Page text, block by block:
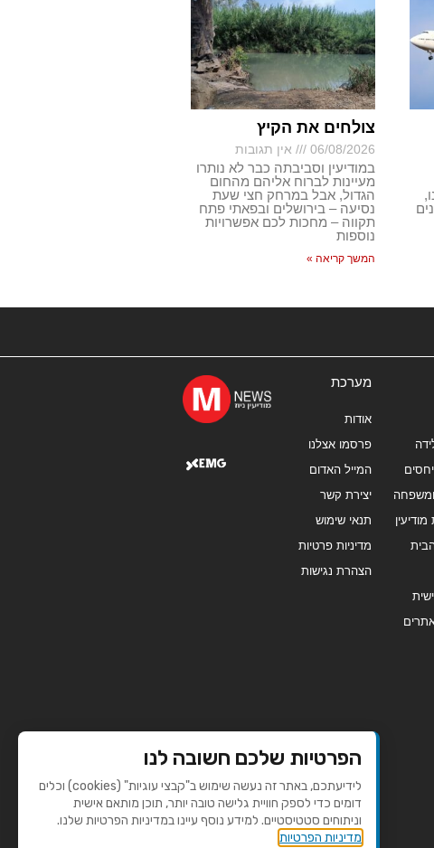
צולחים את הקיץ
06/08/2026 אין תגובות
במודיעין וסביבתה כבר לא נותרו
מעיינות לברוח אליהם מהחום
הגדול, אבל במרחק חצי שעת
נסיעה – בירושלים ובפאתי פתח
תקווה – מחכות לכם אפשרויות
נוספות
המשך קריאה »
מערכת
אודות
פרסמו אצלנו
המייל האדום
יצירת קשר
תנאי שימוש
מדיניות פרטיות
הצהרת נגישות
הפרטיות שלכם חשובה לנו
לידיעתכם, באתר זה נעשה שימוש ב"קבצי עוגיות" (cookies) וכלים
דומים כדי לספק חוויית גלישה טובה יותר, תוכן מותאם אישית
וניתוחים סטטיסטיים. למידע נוסף עיינו במדיניות הפרטיות שלנו.
מדיניות הפרטיות